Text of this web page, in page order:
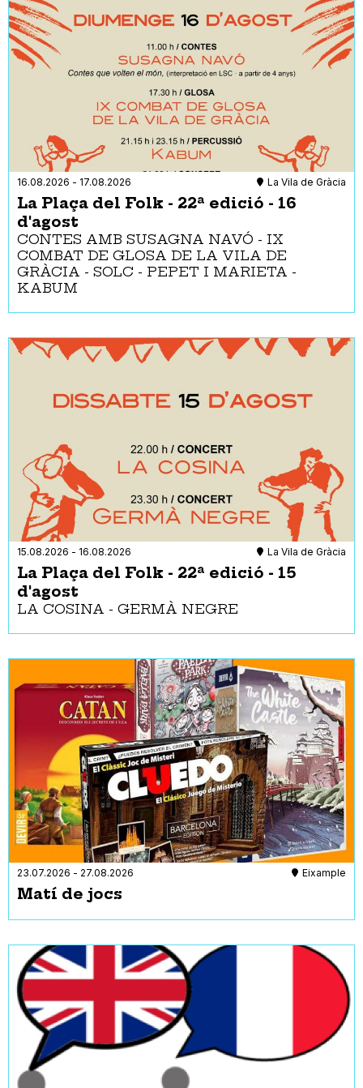
16.08.2026 - 17.08.2026 La Vila de Gràcia
La Plaça del Folk - 22ª edició - 16
d'agost
CONTES AMB SUSAGNA NAVÓ - IX
COMBAT DE GLOSA DE LA VILA DE
GRÀCIA - SOLC - PEPET I MARIETA -
KABUM
15.08.2026 - 16.08.2026 La Vila de Gràcia
La Plaça del Folk - 22ª edició - 15
d'agost
LA COSINA - GERMÀ NEGRE
23.07.2026 - 27.08.2026 Eixample
Matí de jocs